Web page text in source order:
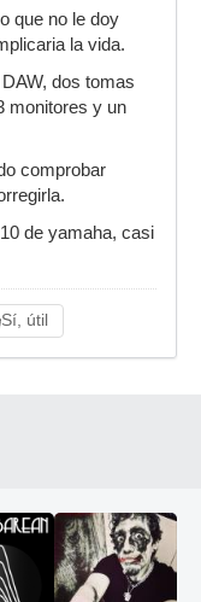
que no le doy
la vida.
dos tomas
monitores y un
comprobar
de yamaha, casi
Sí, útil